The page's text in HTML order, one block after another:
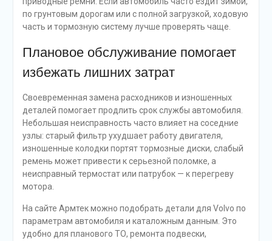
по грунтовым дорогам или с полной загрузкой, ходовую
часть и тормозную систему лучше проверять чаще.
Плановое обслуживание помогает
избежать лишних затрат
Своевременная замена расходников и изношенных
деталей помогает продлить срок службы автомобиля.
Небольшая неисправность часто влияет на соседние
узлы: старый фильтр ухудшает работу двигателя,
изношенные колодки портят тормозные диски, слабый
ремень может привести к серьезной поломке, а
неисправный термостат или патрубок — к перегреву
мотора.
На сайте Армтек можно подобрать детали для Volvo по
параметрам автомобиля и каталожным данным. Это
удобно для планового ТО, ремонта подвески,